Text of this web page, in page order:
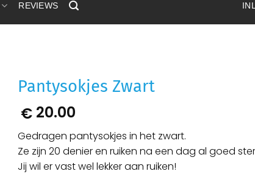
REVIEWS
Pantysokjes Zwart
€20.00
Gedragen pantysokjes in het zwart.
Ze zijn 20 denier en ruiken na een dag al goed
Jij wil er vast wel lekker aan ruiken!